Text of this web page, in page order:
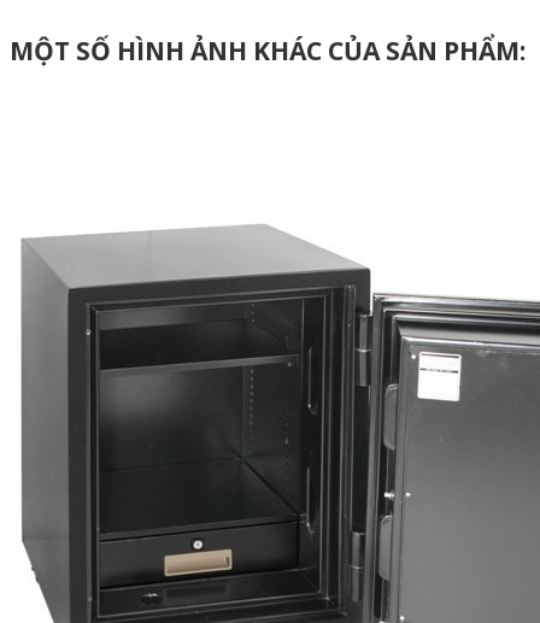
MỘT SỐ HÌNH ẢNH KHÁC CỦA SẢN PHẨM: